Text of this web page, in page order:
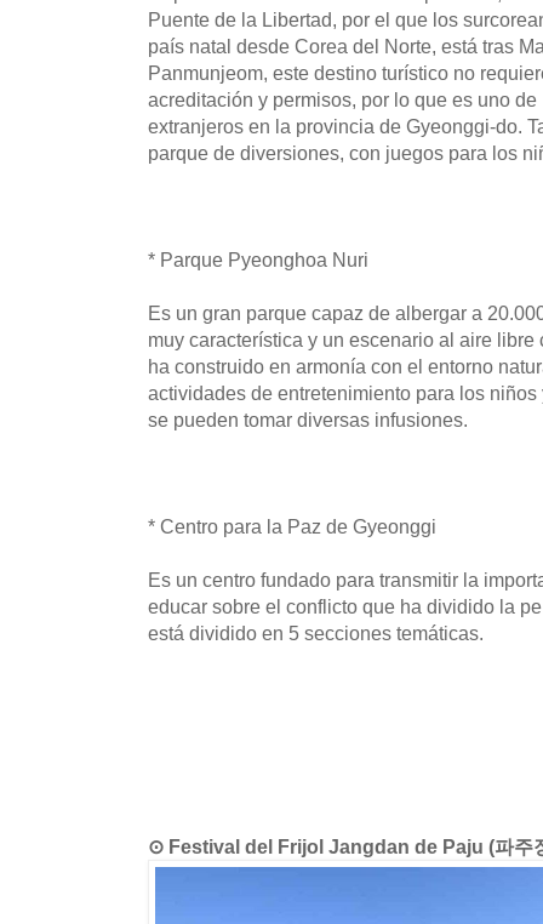
Puente de la Libertad, por el que los
país natal desde Corea del Norte, está tras
Panmunjeom, este destino turístico no
acreditación y permisos, por lo que es uno
extranjeros en la provincia de Gyeonggi-do.
parque de diversiones, con juegos para los
* Parque Pyeonghoa Nuri
Es un gran parque capaz de albergar a
muy característica y un escenario al aire
ha construido en armonía con el entorno
actividades de entretenimiento para los
se pueden tomar diversas infusiones.
* Centro para la Paz de Gyeonggi
Es un centro fundado para transmitir la
educar sobre el conflicto que ha dividido la
está dividido en 5 secciones temáticas.
⊙ Festival del Frijol Jangdan de Paju (파주